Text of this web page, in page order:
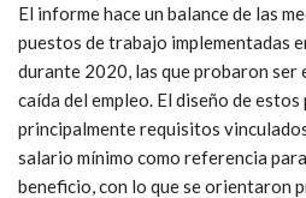
El informe hace un balance de las
puestos de trabajo implementadas
durante 2020, las que probaron ser
caída del empleo. El diseño de
principalmente requisitos
salario mínimo como referencia
beneficio, con lo que se orientaron